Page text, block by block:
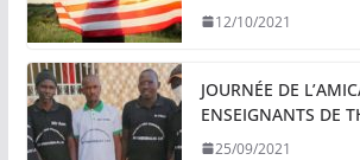
12/10/2021
JOURNÉE DE
ENSEIGNANTS DE
25/09/2021